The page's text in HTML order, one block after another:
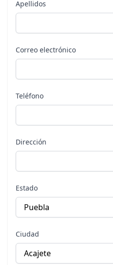
Apellidos
Correo electrónico
Teléfono
Dirección
Estado
Ciudad